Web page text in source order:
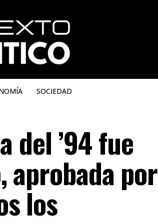
SOCIEDAD
del ’94 fue
aprobada por
los